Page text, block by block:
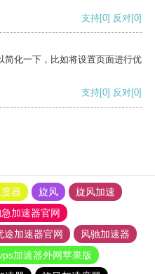
支持[0] 反对[0]
简化一下，比如将设置页面进行优
支持[0] 反对[0]
器 旋风
旋风加速
加速器官网
途加速器官网
风驰加速器
加速器外网苹果版